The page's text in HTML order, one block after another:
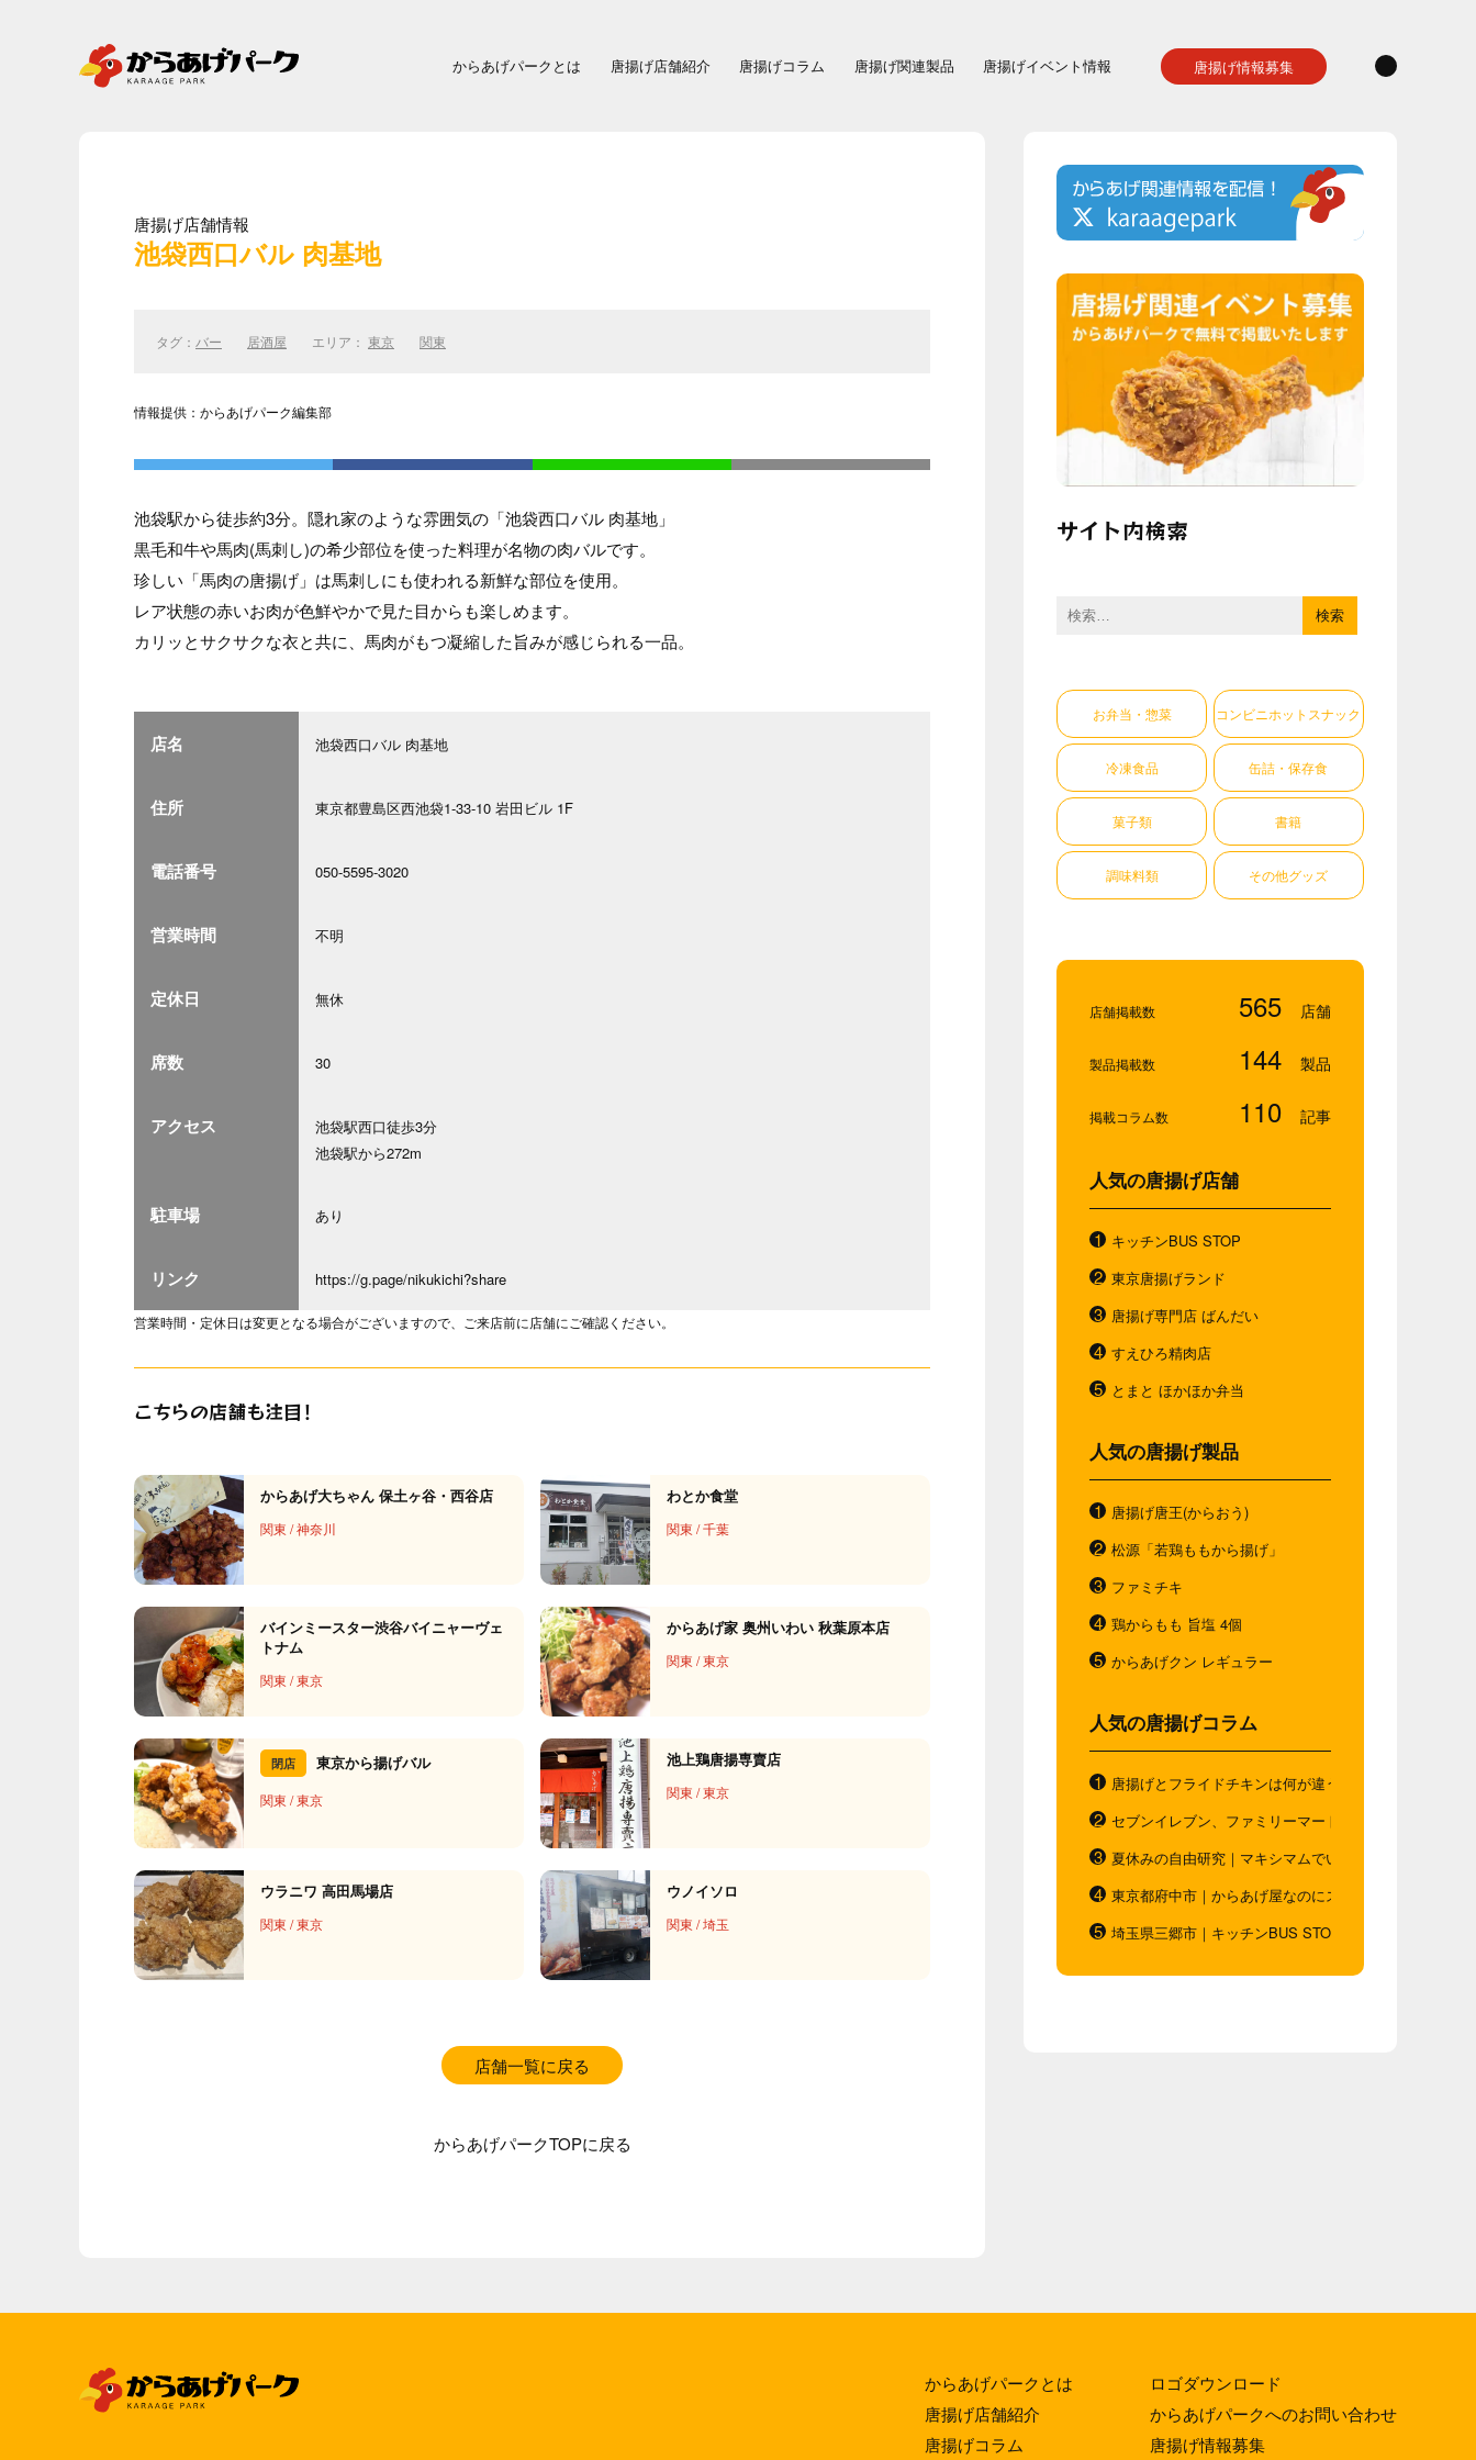
からあげパークとは 唐揚げ店舗紹介 唐揚げコラム 唐揚げ関連製品 唐揚げイベント情報 唐揚げ情報募集
唐揚げ店舗情報
池袋西口バル 肉基地
タグ： バー 居酒屋 エリア： 東京 関東
情報提供：からあげパーク編集部
池袋駅から徒歩約3分。隠れ家のような雰囲気の「池袋西口バル 肉基地」
黒毛和牛や馬肉(馬刺し)の希少部位を使った料理が名物の肉バルです。
珍しい「馬肉の唐揚げ」は馬刺しにも使われる新鮮な部位を使用。
レア状態の赤いお肉が色鮮やかで見た目からも楽しめます。
カリッとサクサクな衣と共に、馬肉がもつ凝縮した旨みが感じられる一品。
店名 池袋西口バル 肉基地
住所 東京都豊島区西池袋1-33-10 岩田ビル 1F
電話番号 050-5595-3020
営業時間 不明
定休日 無休
席数 30
アクセス
池袋駅西口徒歩3分
池袋駅から272m
駐車場 あり
リンク https://g.page/nikukichi?share
営業時間・定休日は変更となる場合がございますので、ご来店前に店舗にご確認ください。
こちらの店舗も注目！
からあげ大ちゃん 保土ヶ谷・西谷店
関東 /神奈川
わとか食堂
関東 /千葉
バインミースター渋谷バイニャーヴェ
トナム
関東 /東京
からあげ家 奥州いわい 秋葉原本店
関東 /東京
閉店 東京から揚げバル
関東 /東京
池上鶏唐揚専賣店
関東 /東京
ウラニワ 高田馬場店
関東 /東京
ウノイソロ
関東 /埼玉
店舗一覧に戻る
からあげパークTOPに戻る
サイト内検索
検
お弁当・惣菜 コンビニホットスナック
冷凍食品 缶詰・保存食
菓子類 書籍
調味料類 その他グッズ
店舗掲載数 565
製品掲載数 144
掲載コラム数 110
人気の唐揚げ店舗
キッチンBUS STOP
東京唐揚げランド
唐揚げ専門店 ばんだい
すえひろ精肉店
とまと ほかほか弁当
人気の唐揚げ製品
唐揚げ唐王(からおう)
松源「若鶏ももから揚げ」
ファミチキ
鶏からもも 旨塩 4個
からあげクン レギュラー
人気の唐揚げコラム
唐揚げとフライドチキンは何が違う？唐揚げと"唐揚げ
セブンイレブン、ファミリーマート、ローソン。コン
夏休みの自由研究｜マキシマムでいつもと違う唐揚げを
東京都府中市｜からあげ屋なのにスムージー｜ダシベ
埼玉県三郷市｜キッチンBUS STOP｜お弁当の概念を
からあげパークとは
唐揚げ店舗紹介
唐揚げコラム
ロゴダウンロード
からあげパークへのお問い合わせ
唐揚げ情報募集